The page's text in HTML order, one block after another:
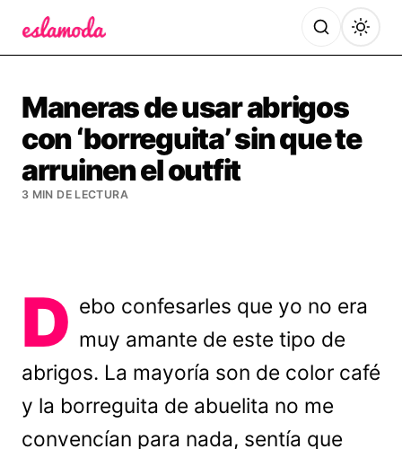
Maneras de usar abrigos
con ‘borreguita’ sin que te
arruinen el outfit
3 MIN DE LECTURA
D ebo confesarles que yo no era
muy amante de este tipo de
abrigos. La mayoría son de color café
y la borreguita de abuelita no me
convencían para nada, sentía que